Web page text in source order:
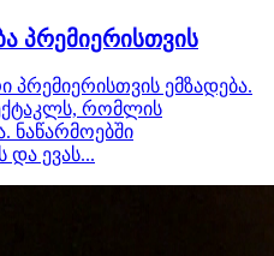
პრემიერისთვის
ემზადება.
რომლის
ნაწარმოებში
და ევას...